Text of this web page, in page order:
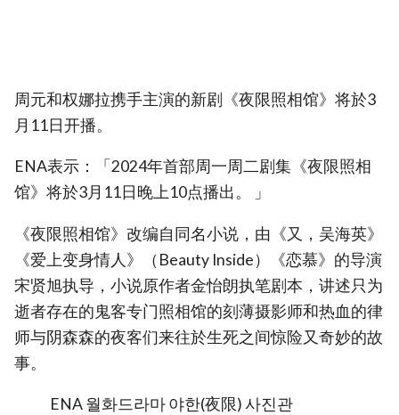
周元和权娜拉携手主演的新剧《夜限照相馆》将於3
月11日开播。
ENA表示：「2024年首部周一周二剧集《夜限照相
馆》将於3月11日晚上10点播出。 」
《夜限照相馆》改编自同名小说，由《又，吴海英》
《爱上变身情人》（Beauty Inside）《恋慕》的导演
宋贤旭执导，小说原作者金怡朗执笔剧本，讲述只为
逝者存在的鬼客专门照相馆的刻薄摄影师和热血的律
师与阴森森的夜客们来往於生死之间惊险又奇妙的故
事。
ENA 월화드라마 야한(夜限) 사진관